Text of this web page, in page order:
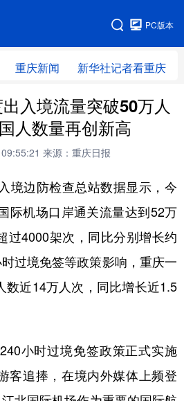
PC版本
重庆新闻 新华社记者看重庆
网站地图
入境流量突破50万人
人数量再创新高
来源：重庆日报
边防检查总站数据显示，今
际机场口岸通关流量达到52万
过4000架次，同比分别增长约
过境免签等政策影响，重庆一
数近14万人次，同比增长近1.5
小时过境免签政策正式实施
客追捧，在境内外媒体上频登